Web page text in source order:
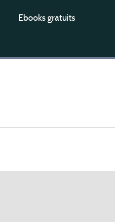
Ebooks gratuits